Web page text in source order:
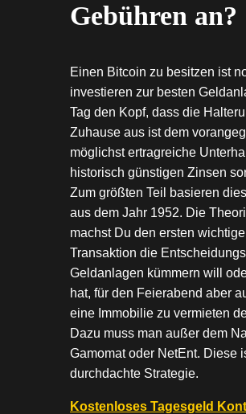
Gebühren an?
Einen Bitcoin zu besitzen ist
investieren zur besten
Tag den Kopf, dass die
Zuhause aus ist dem
möglichst ertragreiche
historisch günstigen Zinsen
Zum größten Teil basieren
aus dem Jahr 1952. Die
machst Du den ersten
Transaktion die
Geldanlagen kümmern will
hat, für den Feierabend aber
eine Immobilie zu vermieten
Dazu muss man außer dem
Gamomat oder NetEnt. Diese
durchdachte Strategie.
Kostenloses Tagesgeld